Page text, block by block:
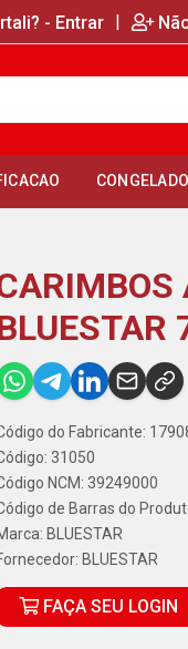
- Entrar |
do Fabricante:
31050
NCM: 39249000
de Barras do
BLUESTAR
BLUESTAR
FAÇA SEU LOGIN